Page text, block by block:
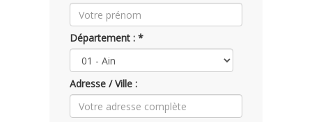
Département : *
Adresse / Ville :